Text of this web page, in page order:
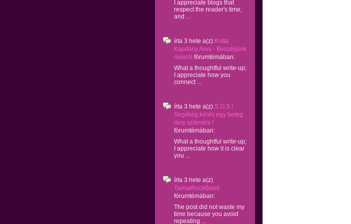
I appreciate blogs that
respect the reader's time,
and ...
írta 3 hete a(z) Kotta:
Kapitány Anni - Beszéljünk
másról fórumtémában:
What a thoughtful write-up;
I appreciate how you
connect ...
írta 3 hete a(z) S.O.S !
Segítség kérés egy beteg
lány számára !
fórumtémában:
What a thoughtful write-up;
I appreciate how it is clear
you ...
írta 3 hete a(z)
TarnaiRockBand
fórumtémában:
The post did not waste my
time because you avoid
repeating ...